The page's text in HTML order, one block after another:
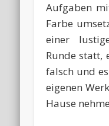
Aufgaben
Farbe
einer
Runde statt,
falsch und
eigenen
Hause